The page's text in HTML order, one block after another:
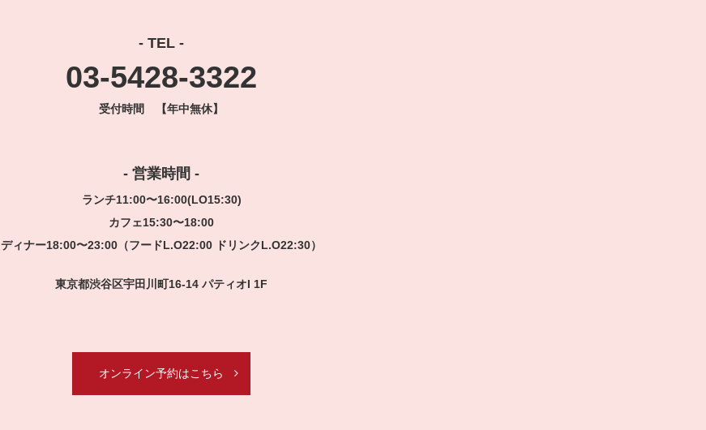
- TEL -
03-5428-3322
受付時間 【年中無休】
- 営業時間 -
ランチ11:00〜16:00(LO15:30)
カフェ15:30〜18:00
ディナー18:00〜23:00（フードL.O22:00 ドリンクL.O22:30）
東京都渋谷区宇田川町16-14 パティオI 1F
オンライン予約はこちら